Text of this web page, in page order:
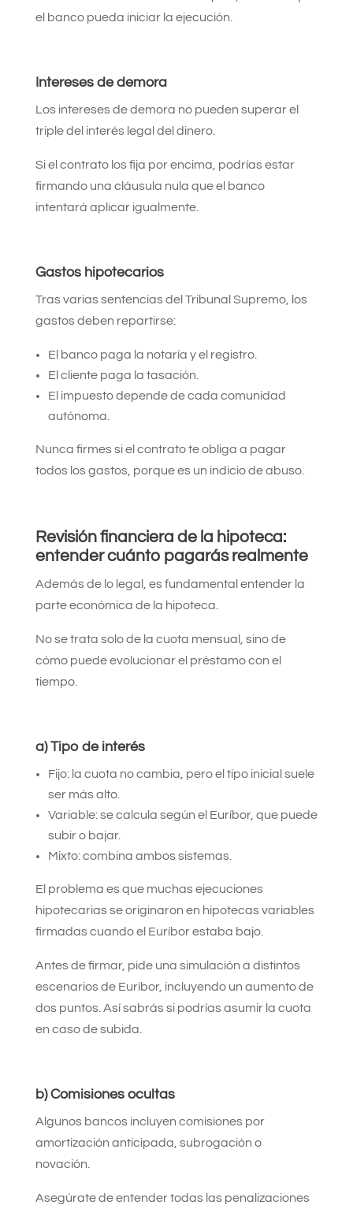
el banco pueda iniciar la ejecución.
Intereses de demora
Los intereses de demora no pueden superar el
triple del interés legal del dinero.
Si el contrato los fija por encima, podrías estar
firmando una cláusula nula que el banco
intentará aplicar igualmente.
Gastos hipotecarios
Tras varias sentencias del Tribunal Supremo, los
gastos deben repartirse:
El banco paga la notaría y el registro.
El cliente paga la tasación.
El impuesto depende de cada comunidad
autónoma.
Nunca firmes si el contrato te obliga a pagar
todos los gastos, porque es un indicio de abuso.
Revisión financiera de la hipoteca:
entender cuánto pagarás realmente
Además de lo legal, es fundamental entender la
parte económica de la hipoteca.
No se trata solo de la cuota mensual, sino de
cómo puede evolucionar el préstamo con el
tiempo.
a) Tipo de interés
Fijo: la cuota no cambia, pero el tipo inicial suele
ser más alto.
Variable: se calcula según el Euríbor, que puede
subir o bajar.
Mixto: combina ambos sistemas.
El problema es que muchas ejecuciones
hipotecarias se originaron en hipotecas variables
firmadas cuando el Euríbor estaba bajo.
Antes de firmar, pide una simulación a distintos
escenarios de Euríbor, incluyendo un aumento de
dos puntos. Así sabrás si podrías asumir la cuota
en caso de subida.
b) Comisiones ocultas
Algunos bancos incluyen comisiones por
amortización anticipada, subrogación o
novación.
Asegúrate de entender todas las penalizaciones